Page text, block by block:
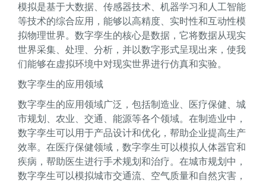
模拟是基于大数据、传感器技术、机器学习和人工智能
等技术的综合应用，能够以高精度、实时性和互动性模
拟物理世界。数字孪生的核心是数据，它将数据从现实
世界采集、处理、分析，并以数字形式呈现出来，使我
们能够在虚拟环境中对现实世界进行仿真和实验。
数字孪生的应用领域
数字孪生的应用领域广泛，包括制造业、医疗保健、城
市规划、农业、交通、能源等各个领域。在制造业中，
数字孪生可以用于产品设计和优化，帮助企业提高生产
效率。在医疗保健领域，数字孪生可以模拟人体器官和
疾病，帮助医生进行手术规划和治疗。在城市规划中，
数字孪生可以模拟城市交通流、空气质量和自然灾害，